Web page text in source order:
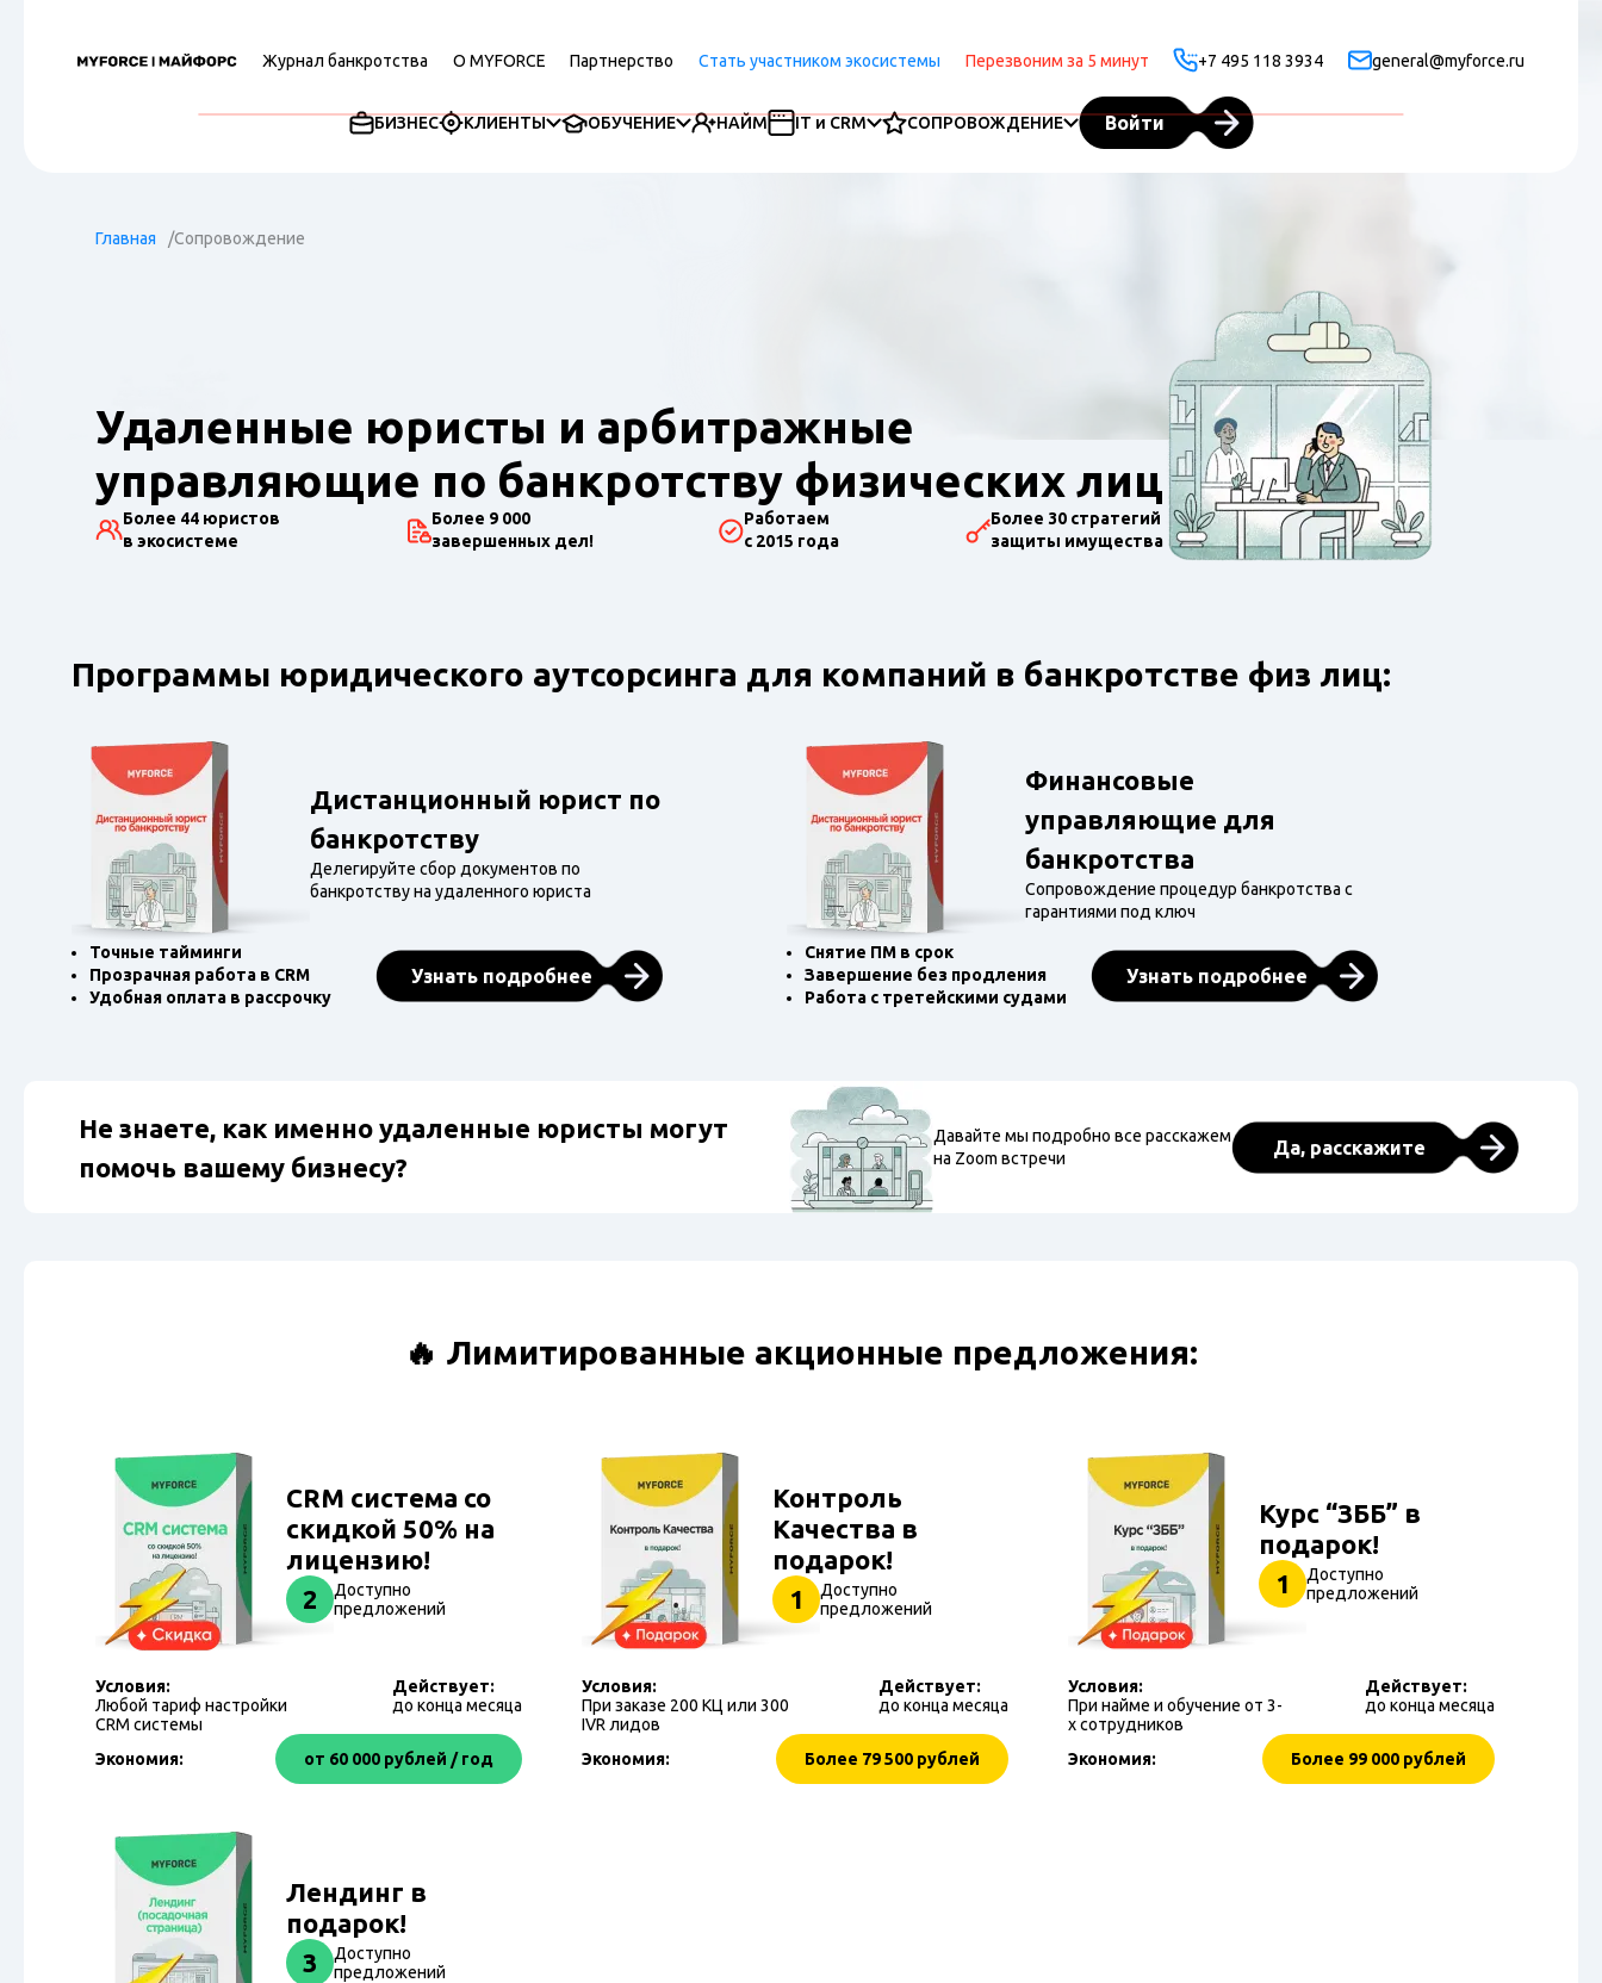
Журнал банкротства О MYFORCE Партнерство Стать участником экосистемы Перезвоним за 5 минут +7 495 118 3934 general@myforce.ru
БИЗНЕС КЛИЕНТЫ ОБУЧЕНИЕ НАЙМ IT и CRM СОПРОВОЖДЕНИЕ Войти
Главная Сопровождение
Удаленные юристы и арбитражные
управляющие по банкротству физических лиц
Более 44 юристов
в экосистеме
Более 9 000
завершенных дел!
Работаем
с 2015 года
Более 30 стратегий
защиты имущества
Программы юридического аутсорсинга для компаний в банкротстве физ лиц:
Дистанционный юрист по
банкротству
Делегируйте сбор документов по
банкротству на удаленного юриста
Точные тайминги
Прозрачная работа в CRM
Удобная оплата в рассрочку
Узнать подробнее
Финансовые
управляющие для
банкротства
Сопровождение процедур банкротства с
гарантиями под ключ
Снятие ПМ в срок
Завершение без продления
Работа с третейскими судами
Узнать подробнее
Не знаете, как именно удаленные юристы могут
помочь вашему бизнесу?
Давайте мы подробно все расскажем
на Zoom встречи
Да, расскажите
🔥 Лимитированные акционные предложения:
CRM система со
скидкой 50% на
лицензию!
2
Доступно
предложений
Условия:
Любой тариф настройки
CRM системы
Действует:
до конца месяца
Экономия: от 60 000 рублей / год
Контроль
Качества в
подарок!
1
Доступно
предложений
Условия:
При заказе 200 КЦ или 300
IVR лидов
Действует:
до конца месяца
Экономия: Более 79 500 рублей
Курс “ЗББ” в
подарок!
1
Доступно
предложений
Условия:
При найме и обучение от 3-
х сотрудников
Действует:
до конца месяца
Экономия: Более 99 000 рублей
Лендинг в
подарок!
3
Доступно
предложений